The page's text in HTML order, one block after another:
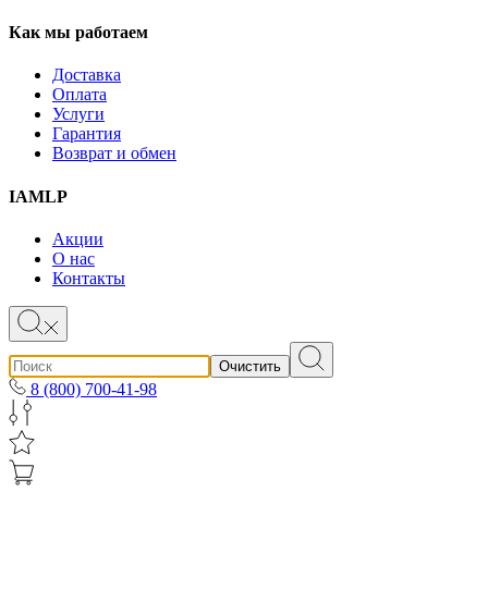
Как мы работаем
Доставка
Оплата
Услуги
Гарантия
Возврат и обмен
IAMLP
Акции
О нас
Контакты
Очистить
8 (800) 700-41-98